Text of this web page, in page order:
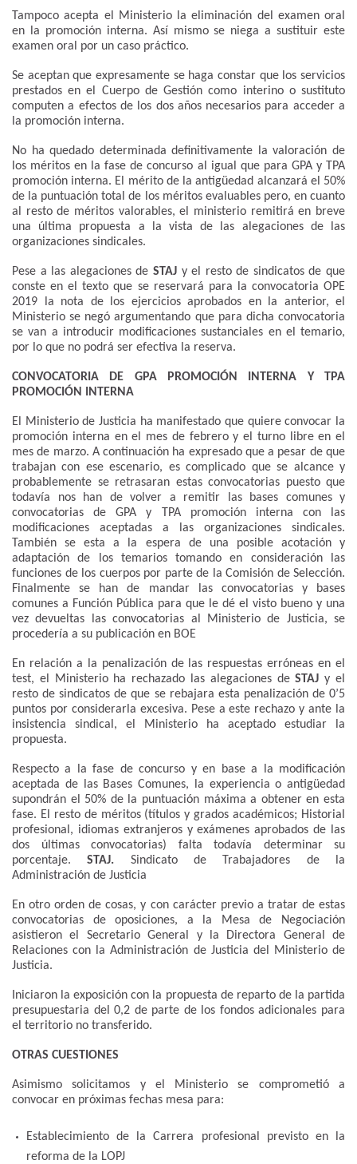
Tampoco acepta el Ministerio la eliminación del examen oral
en la promoción interna. Así mismo se niega a sustituir este
examen oral por un caso práctico.
Se aceptan que expresamente se haga constar que los servicios
prestados en el Cuerpo de Gestión como interino o sustituto
computen a efectos de los dos años necesarios para acceder a
la promoción interna.
No ha quedado determinada definitivamente la valoración de
los méritos en la fase de concurso al igual que para GPA y TPA
promoción interna. El mérito de la antigüedad alcanzará el 50%
de la puntuación total de los méritos evaluables pero, en cuanto
al resto de méritos valorables, el ministerio remitirá en breve
una última propuesta a la vista de las alegaciones de las
organizaciones sindicales.
Pese a las alegaciones de STAJy el resto de sindicatos de que
conste en el texto que se reservará para la convocatoria OPE
2019 la nota de los ejercicios aprobados en la anterior, el
Ministerio se negó argumentando que para dicha convocatoria
se van a introducir modificaciones sustanciales en el temario,
por lo que no podrá ser efectiva la reserva.
CONVOCATORIA DE GPA PROMOCIÓN INTERNA Y TPA
PROMOCIÓN INTERNA
El Ministerio de Justicia ha manifestado que quiere convocar la
promoción interna en el mes de febrero y el turno libre en el
mes de marzo. A continuación ha expresado que a pesar de que
trabajan con ese escenario, es complicado que se alcance y
probablemente se retrasaran estas convocatorias puesto que
todavía nos han de volver a remitir las bases comunes y
convocatorias de GPA y TPA promoción interna con las
modificaciones aceptadas a las organizaciones sindicales.
También se esta a la espera de una posible acotación y
adaptación de los temarios tomando en consideración las
funciones de los cuerpos por parte de la Comisión de Selección.
Finalmente se han de mandar las convocatorias y bases
comunes a Función Pública para que le dé el visto bueno y una
vez devueltas las convocatorias al Ministerio de Justicia, se
procedería a su publicación en BOE
En relación a la penalización de las respuestas erróneas en el
test, el Ministerio ha rechazado las alegaciones deSTAJ y el
resto de sindicatos de que se rebajara esta penalización de 0’5
puntos por considerarla excesiva. Pese a este rechazo y ante la
insistencia sindical, el Ministerio ha aceptado estudiar la
propuesta.
Respecto a la fase de concurso y en base a la modificación
aceptada de las Bases Comunes, la experiencia o antigüedad
supondrán el 50% de la puntuación máxima a obtener en esta
fase. El resto de méritos (títulos y grados académicos; Historial
profesional, idiomas extranjeros y exámenes aprobados de las
dos últimas convocatorias) falta todavía determinar su
porcentaje.STAJ. Sindicato de Trabajadores de la
Administración de Justicia
En otro orden de cosas, y con carácter previo a tratar de estas
convocatorias de oposiciones, a la Mesa de Negociación
asistieron el Secretario General y la Directora General de
Relaciones con la Administración de Justicia del Ministerio de
Justicia.
Iniciaron la exposición con la propuesta de reparto de la partida
presupuestaria del 0,2 de parte de los fondos adicionales para
el territorio no transferido.
OTRAS CUESTIONES
Asimismo solicitamos y el Ministerio se comprometió a
convocar en próximas fechas mesa para:
Establecimiento de la Carrera profesional previsto en la
reforma de la LOPJ